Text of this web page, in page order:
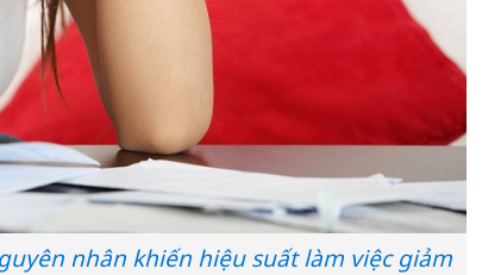
nhân khiến hiệu suất làm việc giảm